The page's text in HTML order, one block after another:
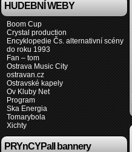
HUDEBNÍ WEBY
Boom Cup
Crystal production
Encyklopedie Čs. alternativní scény
do roku 1993
Fan – tom
Ostrava Music City
ostravan.cz
Ostravské kapely
Ov Kluby Net
Program
Ska Energia
Tomarybola
Xichty
PRYnCYPall bannery